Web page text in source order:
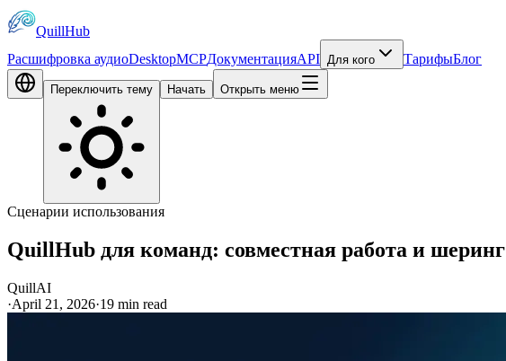
QuillHub
Расшифровка аудиоDesktopMCPДокументацияAPI Для кого ТарифыБлог
Переключить тему Начать Открыть меню
Сценарии использования
QuillHub для команд: совместная работа и шеринг
QuillAI
·April 21, 2026·19 min read